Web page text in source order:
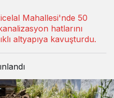
Mahallesi'nde 50
hatlarını
altyapıya kavuşturdu.